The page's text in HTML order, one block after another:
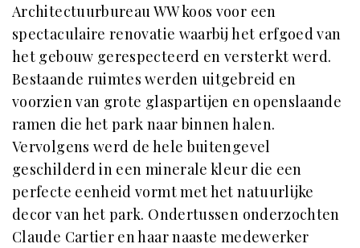
Architectuurbureau WW koos voor een
spectaculaire renovatie waarbij het erfgoed van
het gebouw gerespecteerd en versterkt werd.
Bestaande ruimtes werden uitgebreid en
voorzien van grote glaspartijen en openslaande
ramen die het park naar binnen halen.
Vervolgens werd de hele buitengevel
geschilderd in een minerale kleur die een
perfecte eenheid vormt met het natuurlijke
decor van het park. Ondertussen onderzochten
Claude Cartier en haar naaste medewerker